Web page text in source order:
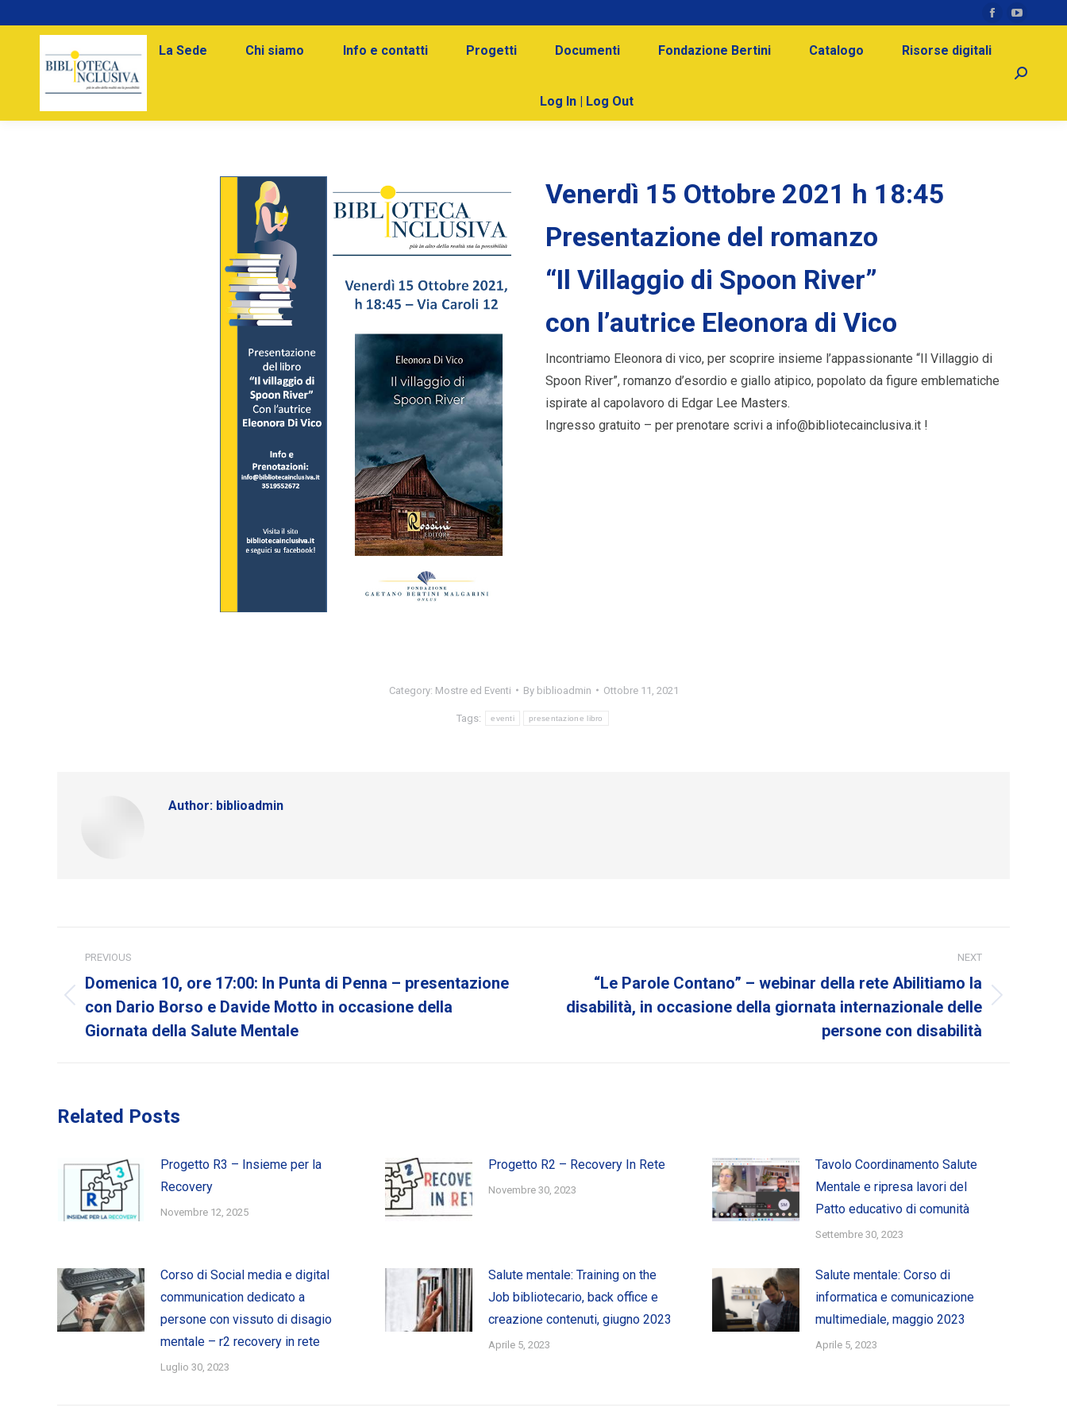
Facebook
page
window
YouTube
in
window
La Sede Chi siamo Info e contatti Progetti Documenti Fondazione Bertini Catalogo Risorse digitali
Log In | Log Out
Search:
Venerdì 15 Ottobre 2021 h 18:45
Presentazione del romanzo
“Il Villaggio di Spoon River”
con l’autrice Eleonora di Vico
Incontriamo Eleonora di vico, per scoprire insieme l’appassionante “Il Villaggio di
Spoon River”, romanzo d’esordio e giallo atipico, popolato da figure emblematiche
ispirate al capolavoro di Edgar Lee Masters.
Ingresso gratuito – per prenotare scrivi a info@bibliotecainclusiva.it !
Category: Mostre ed Eventi By biblioadmin Ottobre 11, 2021
Tags: eventi presentazione libro
Author: biblioadmin
navigation
PREVIOUS
Previous
post:
Domenica 10, ore 17:00: In Punta di Penna – presentazione
con Dario Borso e Davide Motto in occasione della
Giornata della Salute Mentale
NEXT
Next
“Le Parole Contano” – webinar della rete Abilitiamo la
disabilità, in occasione della giornata internazionale delle
persone con disabilità
Related Posts
Progetto R3 – Insieme per la
Recovery
Novembre 12, 2025
Progetto R2 – Recovery In Rete
Novembre 30, 2023
Tavolo Coordinamento Salute
Mentale e ripresa lavori del
Patto educativo di comunità
Settembre 30, 2023
Corso di Social media e digital
communication dedicato a
persone con vissuto di disagio
mentale – r2 recovery in rete
Luglio 30, 2023
Salute mentale: Training on the
Job bibliotecario, back office e
creazione contenuti, giugno 2023
Aprile 5, 2023
Salute mentale: Corso di
informatica e comunicazione
multimediale, maggio 2023
Aprile 5, 2023